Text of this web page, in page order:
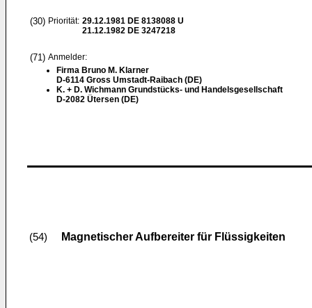
(30) Priorität: 29.12.1981 DE 8138088 U
21.12.1982 DE 3247218
(71) Anmelder:
Firma Bruno M. Klarner
D-6114 Gross Umstadt-Raibach (DE)
K. + D. Wichmann Grundstücks- und Handelsgesellschaft
D-2082 Ütersen (DE)
(54) Magnetischer Aufbereiter für Flüssigkeiten